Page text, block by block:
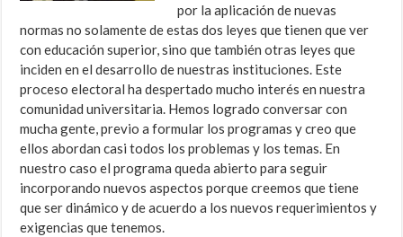
por la aplicación de nuevas
normas no solamente de estas dos leyes que tienen que ver
con educación superior, sino que también otras leyes que
inciden en el desarrollo de nuestras instituciones. Este
proceso electoral ha despertado mucho interés en nuestra
comunidad universitaria. Hemos logrado conversar con
mucha gente, previo a formular los programas y creo que
ellos abordan casi todos los problemas y los temas. En
nuestro caso el programa queda abierto para seguir
incorporando nuevos aspectos porque creemos que tiene
que ser dinámico y de acuerdo a los nuevos requerimientos y
exigencias que tenemos.